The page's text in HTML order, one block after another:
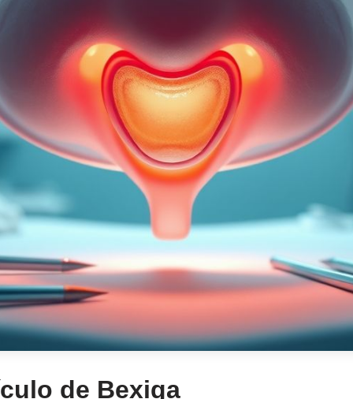
de Bexiga